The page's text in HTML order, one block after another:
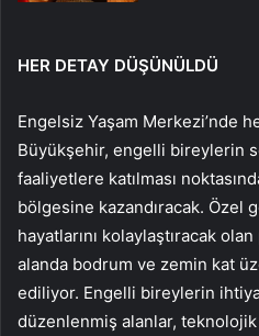
HER DETAY DÜŞÜNÜLDÜ
Engelsiz Yaşam Merkezi’nde
Büyükşehir, engelli bireylerin
faaliyetlere katılması
bölgesine kazandıracak. Özel
hayatlarını kolaylaştıracak
alanda bodrum ve zemin kat
ediliyor. Engelli bireylerin
düzenlenmiş alanlar, teknolojik